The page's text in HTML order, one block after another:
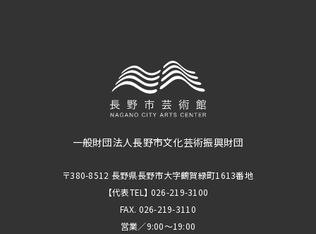
一般財団法人長野市文化芸術振興財団
〒380-8512 長野県長野市大字鶴賀緑町1613番地
【代表TEL】 026-219-3100
FAX. 026-219-3110
営業／9:00～19:00